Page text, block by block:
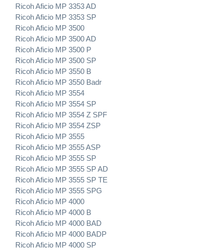
Ricoh Aficio MP 3353 AD
Ricoh Aficio MP 3353 SP
Ricoh Aficio MP 3500
Ricoh Aficio MP 3500 AD
Ricoh Aficio MP 3500 P
Ricoh Aficio MP 3500 SP
Ricoh Aficio MP 3550 B
Ricoh Aficio MP 3550 Badr
Ricoh Aficio MP 3554
Ricoh Aficio MP 3554 SP
Ricoh Aficio MP 3554 Z SPF
Ricoh Aficio MP 3554 ZSP
Ricoh Aficio MP 3555
Ricoh Aficio MP 3555 ASP
Ricoh Aficio MP 3555 SP
Ricoh Aficio MP 3555 SP AD
Ricoh Aficio MP 3555 SP TE
Ricoh Aficio MP 3555 SPG
Ricoh Aficio MP 4000
Ricoh Aficio MP 4000 B
Ricoh Aficio MP 4000 BAD
Ricoh Aficio MP 4000 BADP
Ricoh Aficio MP 4000 SP